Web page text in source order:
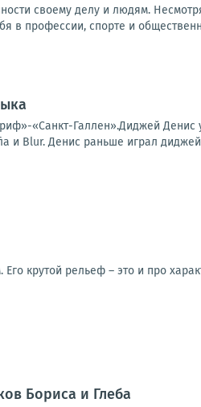
своему делу и людям.
в профессии, спорте и
«Санкт-Галлен».Диджей Денис
и Blur. Денис раньше играл
крутой рельеф – это и про
Бориса и Глеба